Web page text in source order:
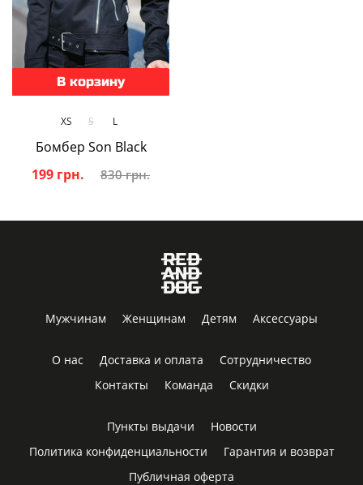
В корзину
XS S L
Бомбер Son Black
199 грн.
830 грн.
Мужчинам Женщинам Детям Аксессуары
О нас Доставка и оплата
Сотрудничество
Контакты
Команда Скидки
Пункты выдачи
Новости
Политика конфиденциальности
Гарантия и возврат
Публичная оферта